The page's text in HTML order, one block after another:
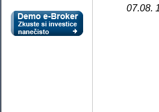
07.08.